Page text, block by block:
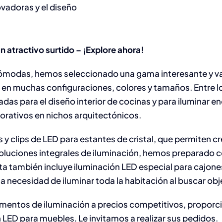
y el diseño
atractivo surtido – ¡Explore ahora!
hemos seleccionado una gama interesante y
muchas configuraciones, colores y tamaños. Entre
para el diseño interior de cocinas y para iluminar
en nichos arquitectónicos.
y clips de LED para estantes de cristal, que permiten
integrales de iluminación, hemos preparado
también incluye iluminación LED especial para
necesidad de iluminar toda la habitación al buscar
de iluminación a precios competitivos,
para muebles. Le invitamos a realizar sus pedidos.